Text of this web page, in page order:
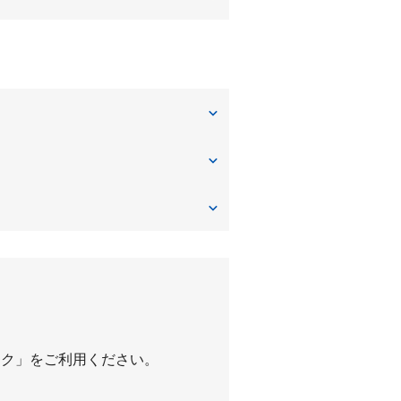
」をご利用ください。